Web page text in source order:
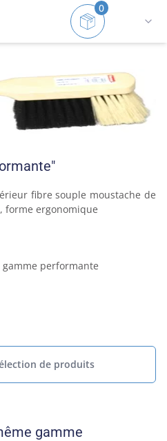
0
Balayette
fibre souple moustache de
forme ergonomique
gamme performante
de produits
gamme